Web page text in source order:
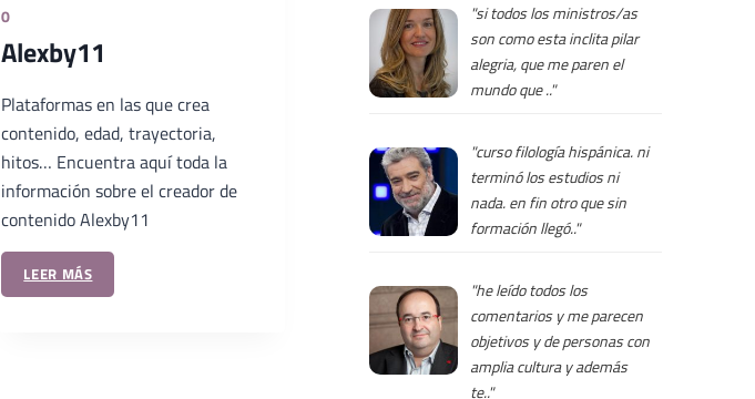
0
Alexby11
Plataformas en las que crea
contenido, edad, trayectoria,
hitos… Encuentra aquí toda la
información sobre el creador de
contenido Alexby11
LEER MÁS
"si todos los ministros/as
son como esta inclita pilar
alegria, que me paren el
mundo que .."
"curso filología hispánica. ni
terminó los estudios ni
nada. en fin otro que sin
formación llegó.."
"he leído todos los
comentarios y me parecen
objetivos y de personas con
amplia cultura y además
te.."